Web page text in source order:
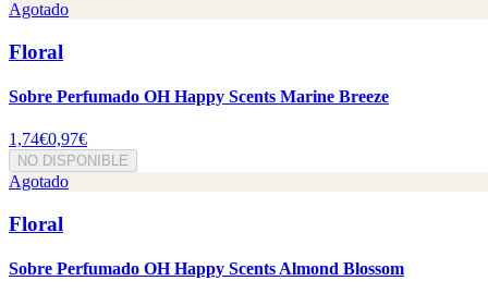
Agotado
Floral
Sobre Perfumado OH Happy Scents Marine Breeze
1,74€0,97€
NO DISPONIBLE
Agotado
Floral
Sobre Perfumado OH Happy Scents Almond Blossom